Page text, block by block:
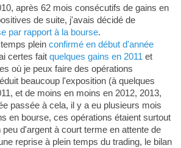
après 62 mois consécutifs de gains en
de suite, j'avais décidé de
par rapport à la bourse.
plein confirmé en début d'année
certes fait quelques gains en 2011 et
où je peux faire des opérations
beaucoup l'exposition (à quelques
et de moins en moins en 2012, 2013,
passée à cela, il y a eu plusieurs mois
en bourse, ces opérations étaient surtout
d'argent à court terme en attente de
reprise à plein temps du trading, le bilan